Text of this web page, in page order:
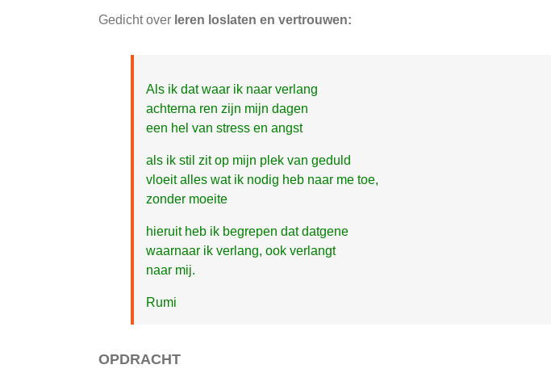
Gedicht over leren loslaten en vertrouwen:
Als ik dat waar ik naar verlang
achterna ren zijn mijn dagen
een hel van stress en angst
als ik stil zit op mijn plek van geduld
vloeit alles wat ik nodig heb naar me toe,
zonder moeite
hieruit heb ik begrepen dat datgene
waarnaar ik verlang, ook verlangt
naar mij.
Rumi
OPDRACHT